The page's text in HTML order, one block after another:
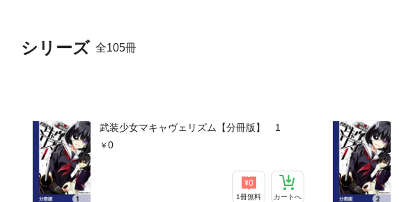
シリーズ 全105冊
武装少女マキャヴェリズム【分冊版】 1
0
1冊無料 カートへ